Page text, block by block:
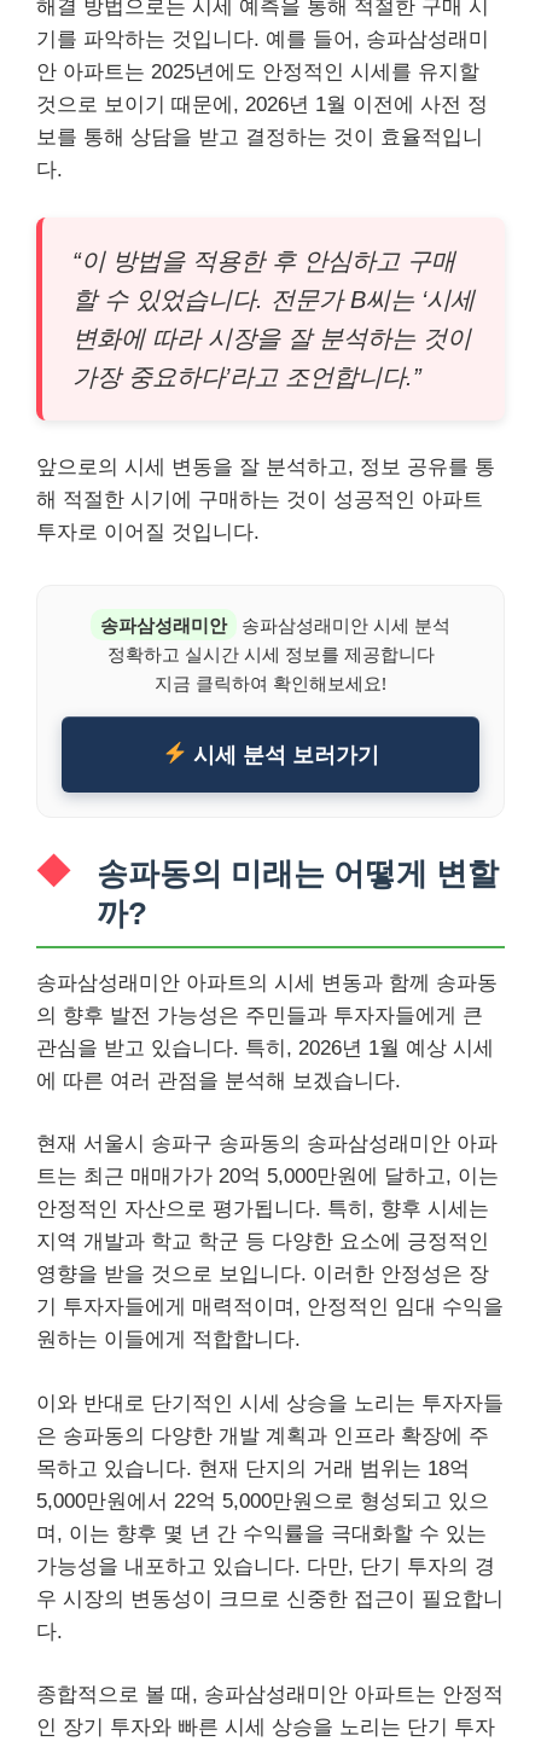
해결 방법으로는 시세 예측을 통해 적절한 구매 시
기를 파악하는 것입니다. 예를 들어, 송파삼성래미
안 아파트는 2025년에도 안정적인 시세를 유지할
것으로 보이기 때문에, 2026년 1월 이전에 사전 정
보를 통해 상담을 받고 결정하는 것이 효율적입니
다.
“이 방법을 적용한 후 안심하고 구매
할 수 있었습니다. 전문가 B씨는 ‘시세
변화에 따라 시장을 잘 분석하는 것이
가장 중요하다’라고 조언합니다.”
앞으로의 시세 변동을 잘 분석하고, 정보 공유를 통
해 적절한 시기에 구매하는 것이 성공적인 아파트
투자로 이어질 것입니다.
송파삼성래미안
송파삼성래미안 시세 분석
정확하고 실시간 시세 정보를 제공합니다
지금 클릭하여 확인해보세요!
시세 분석 보러가기
송파동의 미래는 어떻게 변할
까?
송파삼성래미안 아파트의 시세 변동과 함께 송파동
의 향후 발전 가능성은 주민들과 투자자들에게 큰
관심을 받고 있습니다. 특히, 2026년 1월 예상 시세
에 따른 여러 관점을 분석해 보겠습니다.
현재 서울시 송파구 송파동의 송파삼성래미안 아파
트는 최근 매매가가 20억 5,000만원에 달하고, 이는
안정적인 자산으로 평가됩니다. 특히, 향후 시세는
지역 개발과 학교 학군 등 다양한 요소에 긍정적인
영향을 받을 것으로 보입니다. 이러한 안정성은 장
기 투자자들에게 매력적이며, 안정적인 임대 수익을
원하는 이들에게 적합합니다.
이와 반대로 단기적인 시세 상승을 노리는 투자자들
은 송파동의 다양한 개발 계획과 인프라 확장에 주
목하고 있습니다. 현재 단지의 거래 범위는 18억
5,000만원에서 22억 5,000만원으로 형성되고 있으
며, 이는 향후 몇 년 간 수익률을 극대화할 수 있는
가능성을 내포하고 있습니다. 다만, 단기 투자의 경
우 시장의 변동성이 크므로 신중한 접근이 필요합니
다.
종합적으로 볼 때, 송파삼성래미안 아파트는 안정적
인 장기 투자와 빠른 시세 상승을 노리는 단기 투자